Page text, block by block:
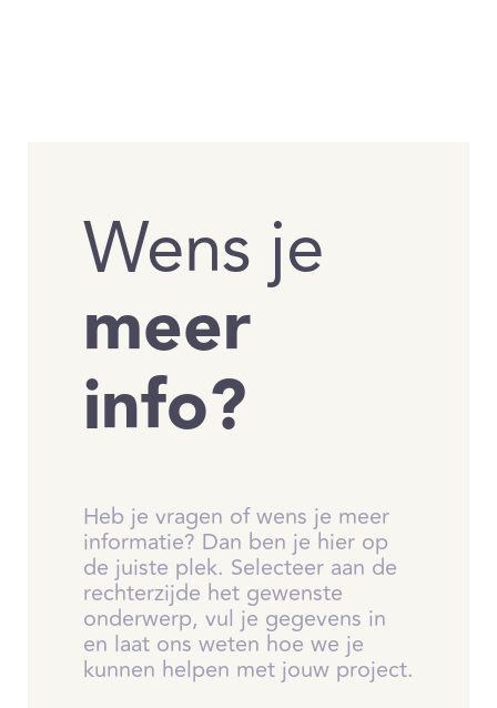
Wens je
meer
info?
Heb je vragen of wens je meer
informatie? Dan ben je hier op
de juiste plek. Selecteer aan de
rechterzijde het gewenste
onderwerp, vul je gegevens in
en laat ons weten hoe we je
kunnen helpen met jouw project.